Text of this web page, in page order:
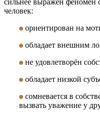
человек:
ориентирован на
обладает внешним
не удовлетворён
обладает низкой
сомневается в
вызвать уважение у